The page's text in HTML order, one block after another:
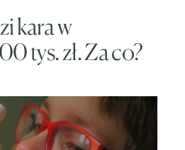
kara w
tys. zł. Za co?